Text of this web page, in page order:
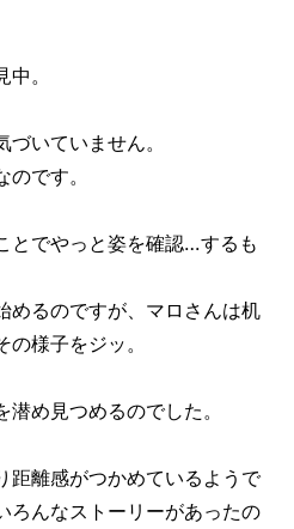
。
いていません。
です。
とでやっと姿を確認…するも
めるのですが、マロさんは机
様子をジッ。
め見つめるのでした。
距離感がつかめているようで
ろんなストーリーがあったの